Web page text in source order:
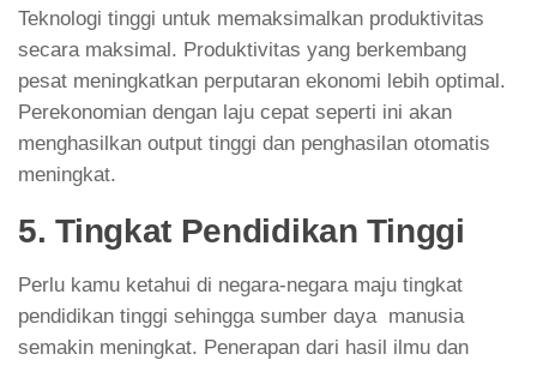
Teknologi tinggi untuk memaksimalkan produktivitas
secara maksimal. Produktivitas yang berkembang
pesat meningkatkan perputaran ekonomi lebih optimal.
Perekonomian dengan laju cepat seperti ini akan
menghasilkan output tinggi dan penghasilan otomatis
meningkat.
5. Tingkat Pendidikan Tinggi
Perlu kamu ketahui di negara-negara maju tingkat
pendidikan tinggi sehingga sumber daya manusia
semakin meningkat. Penerapan dari hasil ilmu dan